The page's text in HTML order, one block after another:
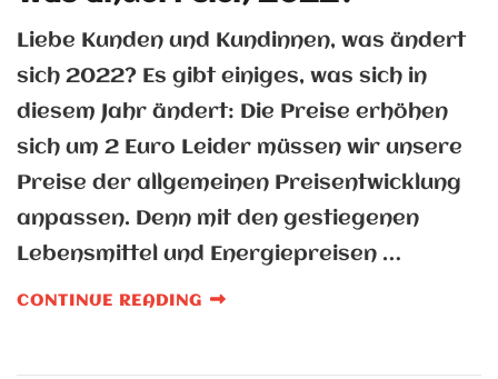
Liebe Kunden und Kundinnen, was ändert
sich 2022? Es gibt einiges, was sich in
diesem Jahr ändert: Die Preise erhöhen
sich um 2 Euro Leider müssen wir unsere
Preise der allgemeinen Preisentwicklung
anpassen. Denn mit den gestiegenen
Lebensmittel und Energiepreisen …
CONTINUE READING